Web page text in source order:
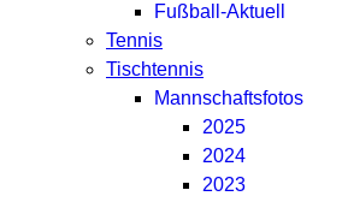
Fußball-Aktuell
Tennis
Tischtennis
Mannschaftsfotos
2025
2024
2023